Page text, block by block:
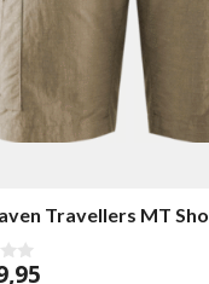
Travellers MT